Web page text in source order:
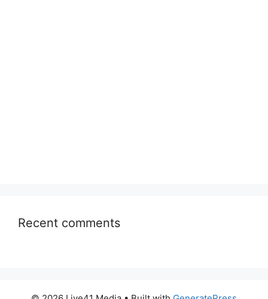
Recent comments